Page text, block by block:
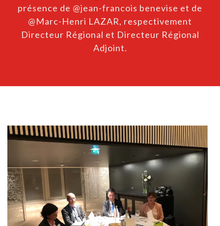
présence de @jean-francois benevise et de
@Marc-Henri LAZAR, respectivement
Directeur Régional et Directeur Régional
Adjoint.